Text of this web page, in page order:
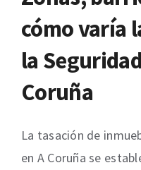
cómo varía
la
Coruña
La tasación de
en A Coruña se